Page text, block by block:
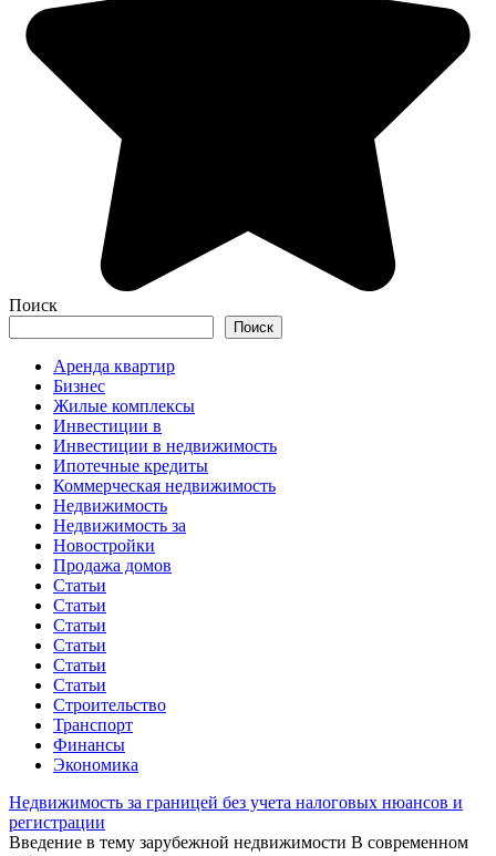
Поиск
Поиск
Аренда квартир
Бизнес
Жилые комплексы
Инвестиции в
Инвестиции в недвижимость
Ипотечные кредиты
Коммерческая недвижимость
Недвижимость
Недвижимость за
Новостройки
Продажа домов
Статьи
Статьи
Статьи
Статьи
Статьи
Статьи
Строительство
Транспорт
Финансы
Экономика
Недвижимость за границей без учета налоговых нюансов и
регистрации
Введение в тему зарубежной недвижимости В современном